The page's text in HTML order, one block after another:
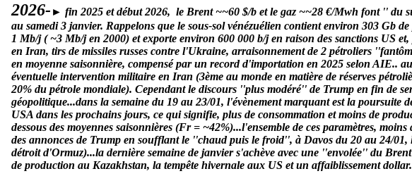
2026- ► fin 2025 et début 2026, le Brent ~~60 $/b et le gaz ~~28 €/Mwh font ''
au samedi 3 janvier. Rappelons que le sous-sol vénézuélien contient environ 303 Gb
1 Mb/j ( ~3 Mb/j en 2000) et exporte environ 600 000 b/j en raison des sanctions US
en Iran, tirs de missiles russes contre l'Ukraine, arraisonnement de 2 pétroliers
en moyenne saisonnière, compensé par un record d'importation en 2025 selon AIE..
éventuelle intervention militaire en Iran (3ème au monde en matière de réserves
20% du pétrole mondiale). Cependant le discours ''plus modéré'' de Trump en fin de
géopolitique...dans la semaine du 19 au 23/01, l'évènement marquant est la poursuite
USA dans les prochains jours, ce qui signifie, plus de consommation et moins de
dessous des moyennes saisonnières (Fr = ~42%)...l'ensemble de ces paramètres,
des annonces de Trump en soufflant le ''chaud puis le froid'', à Davos du 20 au 24/
détroit d'Ormuz)...la dernière semaine de janvier s'achève avec une ''envolée'' du
de production au Kazakhstan, la tempête hivernale aux US et un affaiblissement